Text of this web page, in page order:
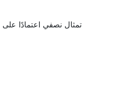
تمثال نصفي اعتمادًا على